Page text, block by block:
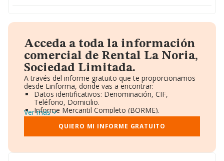
Acceda a toda la información
comercial de Rental La Noria,
Sociedad Limitada.
A través del informe gratuito que te proporcionamos
desde Einforma, donde vas a encontrar:
Datos identificativos: Denominación, CIF,
Teléfono, Domicilio.
Informe Mercantil Completo (BORME).
Gráficos de Evolución Ventas y Empleados.
Consejo de Administración y Administradores.
Directivos y Ejecutivos.
Ver más
QUIERO MI INFORME GRATUITO